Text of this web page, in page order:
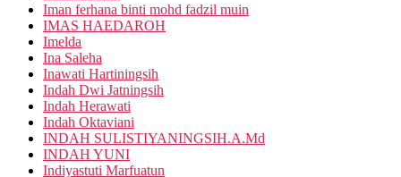
Iman ferhana binti mohd fadzil muin
IMAS HAEDAROH
Imelda
Ina Saleha
Inawati Hartiningsih
Indah Dwi Jatningsih
Indah Herawati
Indah Oktaviani
INDAH SULISTIYANINGSIH.A.Md
INDAH YUNI
Indiyastuti Marfuatun